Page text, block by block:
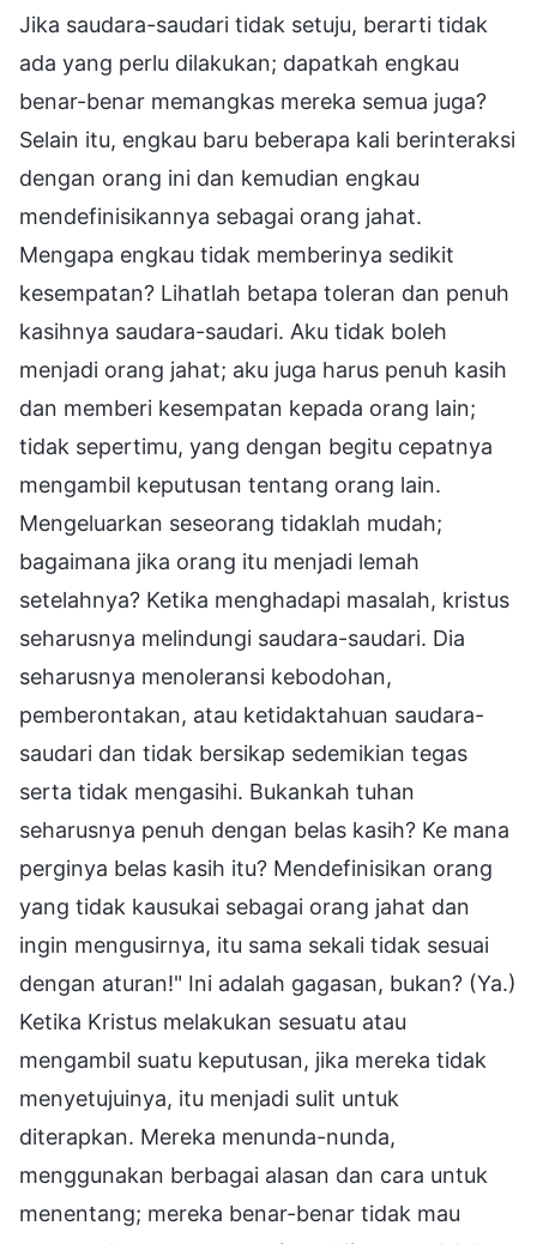
Jika saudara-saudari tidak setuju, berarti tidak
ada yang perlu dilakukan; dapatkah engkau
benar-benar memangkas mereka semua juga?
Selain itu, engkau baru beberapa kali berinteraksi
dengan orang ini dan kemudian engkau
mendefinisikannya sebagai orang jahat.
Mengapa engkau tidak memberinya sedikit
kesempatan? Lihatlah betapa toleran dan penuh
kasihnya saudara-saudari. Aku tidak boleh
menjadi orang jahat; aku juga harus penuh kasih
dan memberi kesempatan kepada orang lain;
tidak sepertimu, yang dengan begitu cepatnya
mengambil keputusan tentang orang lain.
Mengeluarkan seseorang tidaklah mudah;
bagaimana jika orang itu menjadi lemah
setelahnya? Ketika menghadapi masalah, kristus
seharusnya melindungi saudara-saudari. Dia
seharusnya menoleransi kebodohan,
pemberontakan, atau ketidaktahuan saudara-
saudari dan tidak bersikap sedemikian tegas
serta tidak mengasihi. Bukankah tuhan
seharusnya penuh dengan belas kasih? Ke mana
perginya belas kasih itu? Mendefinisikan orang
yang tidak kausukai sebagai orang jahat dan
ingin mengusirnya, itu sama sekali tidak sesuai
dengan aturan!" Ini adalah gagasan, bukan? (Ya.)
Ketika Kristus melakukan sesuatu atau
mengambil suatu keputusan, jika mereka tidak
menyetujuinya, itu menjadi sulit untuk
diterapkan. Mereka menunda-nunda,
menggunakan berbagai alasan dan cara untuk
menentang; mereka benar-benar tidak mau